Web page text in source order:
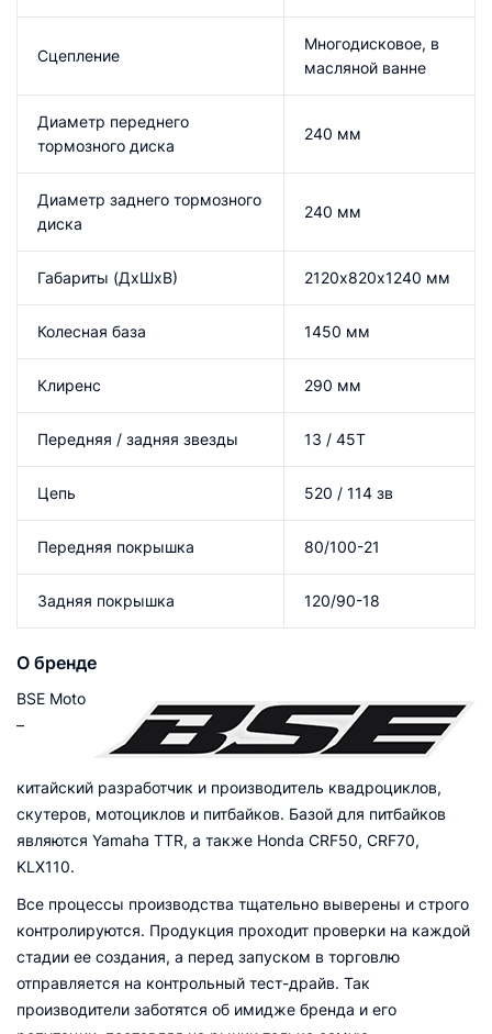
Сцепление
Многодисковое, в
масляной ванне
Диаметр переднего
тормозного диска
240 мм
Диаметр заднего тормозного
диска
240 мм
Габариты (ДхШхВ) 2120х820х1240 мм
Колесная база 1450 мм
Клиренс 290 мм
Передняя / задняя звезды 13 / 45T
Цепь 520 / 114 зв
Передняя покрышка 80/100-21
Задняя покрышка 120/90-18
О бренде
BSE Moto
–
китайский разработчик и производитель квадроциклов,
скутеров, мотоциклов и питбайков. Базой для питбайков
являются Yamaha TTR, а также Honda CRF50, CRF70,
KLX110.
Все процессы производства тщательно выверены и строго
контролируются. Продукция проходит проверки на каждой
стадии ее создания, а перед запуском в торговлю
отправляется на контрольный тест-драйв. Так
производители заботятся об имидже бренда и его